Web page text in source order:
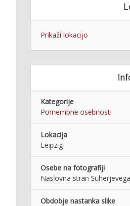
Prikaži lokacijo
Kategorije
Pomembne osebnosti
Lokacija
Leipzig
Osebe na fotografiji
Naslovna stran
Obdobje nastanka slike